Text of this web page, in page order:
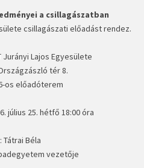
a csillagászatban
csillagászati előadást rendez.
Jurányi Lajos Egyesülete
tér 8.
os előadóterem
július 25. hétfő 18:00 óra
Tátrai Béla
vezetője